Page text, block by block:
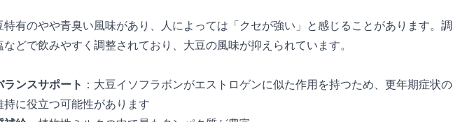
有のやや青臭い風味があり、人によっては「クセが強い」と感じることがあります。調
どで飲みやすく調整されており、大豆の風味が抑えられています。
ンスサポート ：大豆イソフラボンがエストロゲンに似た作用を持つため、更年期症状の
に役立つ可能性があります